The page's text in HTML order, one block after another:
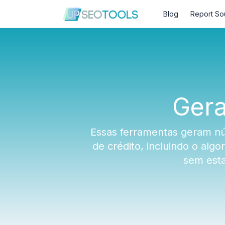
Blog Report
Essas ferramentas geram
de crédito, incluindo o
sem